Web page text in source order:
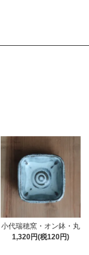
小代瑞穂窯・オン鉢・丸
1,320円(税120円)